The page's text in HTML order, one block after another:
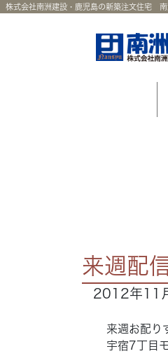
株式会社南洲建設・鹿児島の新築注文住宅
来週配
2012年11
来週お配り
宇宿7丁目